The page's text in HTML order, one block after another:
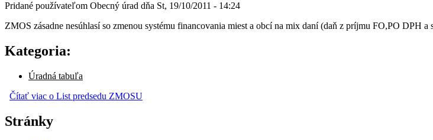
Pridané používateľom Obecný úrad dňa St, 19/10/2011 - 14:24
ZMOS zásadne nesúhlasí so zmenou systému financovania miest a obcí na mix daní (daň z príjmu FO,PO DPH a
Kategoria:
Úradná tabuľa
Čítať viac o List predsedu ZMOSU
Stránky